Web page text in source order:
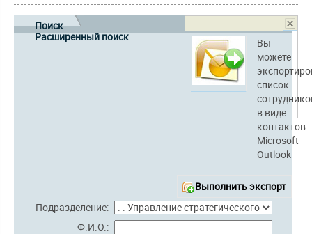
Вы
можете
список
в виде
контактов
Microsoft
Outlook
Выполнить экспорт
Поиск
Расширенный поиск
Подразделение:
Ф.И.О.: